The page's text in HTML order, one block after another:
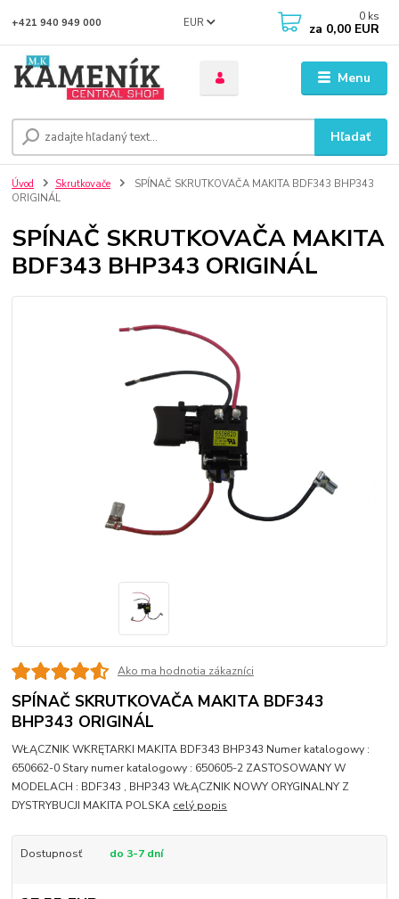
Menu
EUR
Hľadať
+421 940 949 000 0 ks
za 0,00 EUR
Úvod Skrutkovače
SPÍNAČ SKRUTKOVAČA MAKITA BDF343 BHP343
ORIGINÁL
SPÍNAČ SKRUTKOVAČA MAKITA
BDF343 BHP343 ORIGINÁL
Ako ma hodnotia zákazníci
SPÍNAČ SKRUTKOVAČA MAKITA BDF343
BHP343 ORIGINÁL
WŁĄCZNIK WKRĘTARKI MAKITA BDF343 BHP343 Numer katalogowy :
650662-0 Stary numer katalogowy : 650605-2 ZASTOSOWANY W
MODELACH : BDF343 , BHP343 WŁĄCZNIK NOWY ORYGINALNY Z
DYSTRYBUCJI MAKITA POLSKA celý popis
Dostupnosť do 3-7 dní